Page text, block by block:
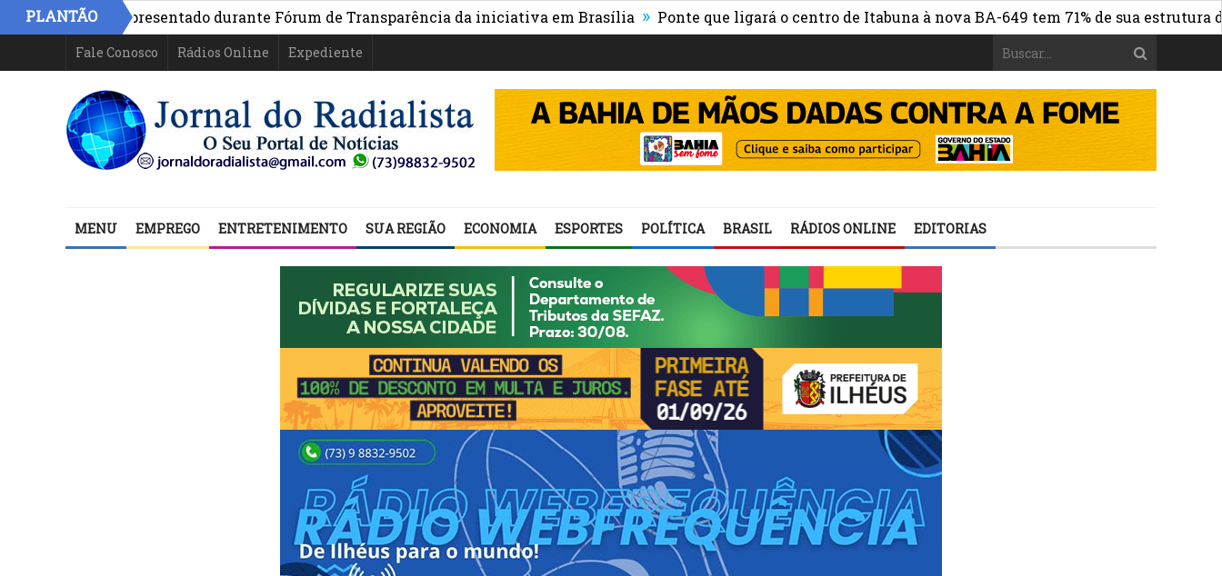
PLANTÃO
Bahia é apresentado durante Fórum de Transparência da iniciativa em Brasília » Ponte que ligará o centro de Itabuna à nova BA-649 tem 71% de sua estrutura de
Fale Conosco Rádios Online Expediente
MENU EMPREGO ENTRETENIMENTO SUA REGIÃO ECONOMIA ESPORTES POLÍTICA BRASIL RÁDIOS ONLINE EDITORIAS